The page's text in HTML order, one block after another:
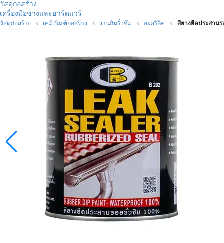
วัสดุก่อสร้าง
เครื่องมือช่างและฮาร์ดแวร์
วัสดุก่อสร้าง เคมีภัณฑ์ก่อสร้าง งานกันรั่วซึม อะคริลิค สียางยืดประสาน